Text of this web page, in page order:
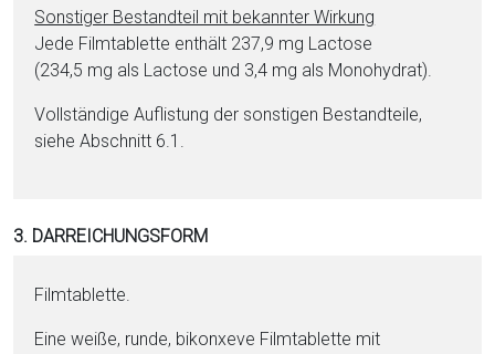
Sonstiger Be­stand­teil mit bekannter Wirkung
Jede Film­ta­blet­te enthält 237,9 mg Lac­to­se
(234,5 mg als Lac­to­se und 3,4 mg als Mo­no­hy­drat).
Vollständige Auflistung der sonstigen Be­stand­tei­le,
siehe Abschnitt 6.1.
3. DARREICHUNGSFORM
Film­ta­blet­te.
Eine wei­ße, runde, bikonxeve Film­ta­blet­te mit